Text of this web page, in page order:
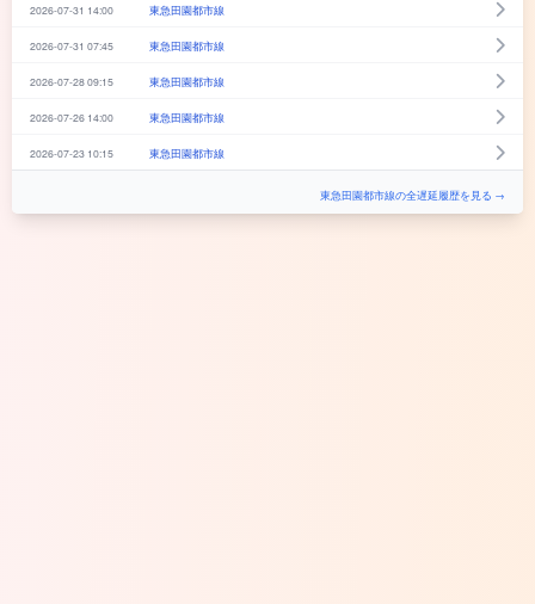
2026-07-31 14:00 東急田園都市線
2026-07-31 07:45 東急田園都市線
2026-07-28 09:15 東急田園都市線
2026-07-26 14:00 東急田園都市線
2026-07-23 10:15 東急田園都市線
東急田園都市線の全遅延履歴を見る →